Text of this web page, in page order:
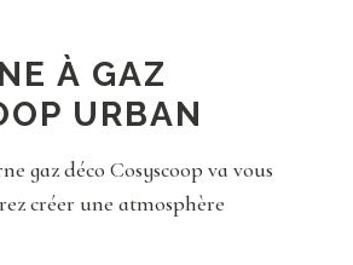
À GAZ
URBAN
gaz déco Cosyscoop va vous
créer une atmosphère